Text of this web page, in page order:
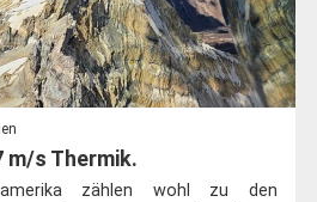
m/s Thermik.
zählen wohl zu den